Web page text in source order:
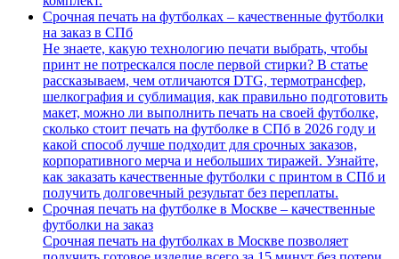
Срочная печать на футболках – качественные футболки
на заказ в СПб
Не знаете, какую технологию печати выбрать, чтобы
принт не потрескался после первой стирки? В статье
рассказываем, чем отличаются DTG, термотрансфер,
шелкография и сублимация, как правильно подготовить
макет, можно ли выполнить печать на своей футболке,
сколько стоит печать на футболке в СПб в 2026 году и
какой способ лучше подходит для срочных заказов,
корпоративного мерча и небольших тиражей. Узнайте,
как заказать качественные футболки с принтом в СПб и
получить долговечный результат без переплаты.
Срочная печать на футболке в Москве – качественные
футболки на заказ
Срочная печать на футболках в Москве позволяет